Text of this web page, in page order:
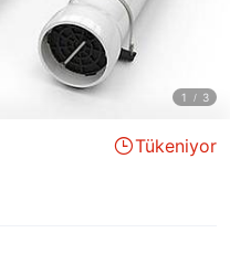
Tükeniyor